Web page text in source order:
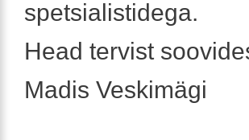
spetsialistidega.
Head tervist
Madis Veskimägi